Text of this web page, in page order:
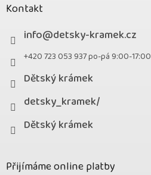
Kontakt
info@detsky-kramek.cz
+420 723 053 937 po-pá 9:00-17:00
Dětský krámek
detsky_kramek/
Dětský krámek
Přijímáme online platby